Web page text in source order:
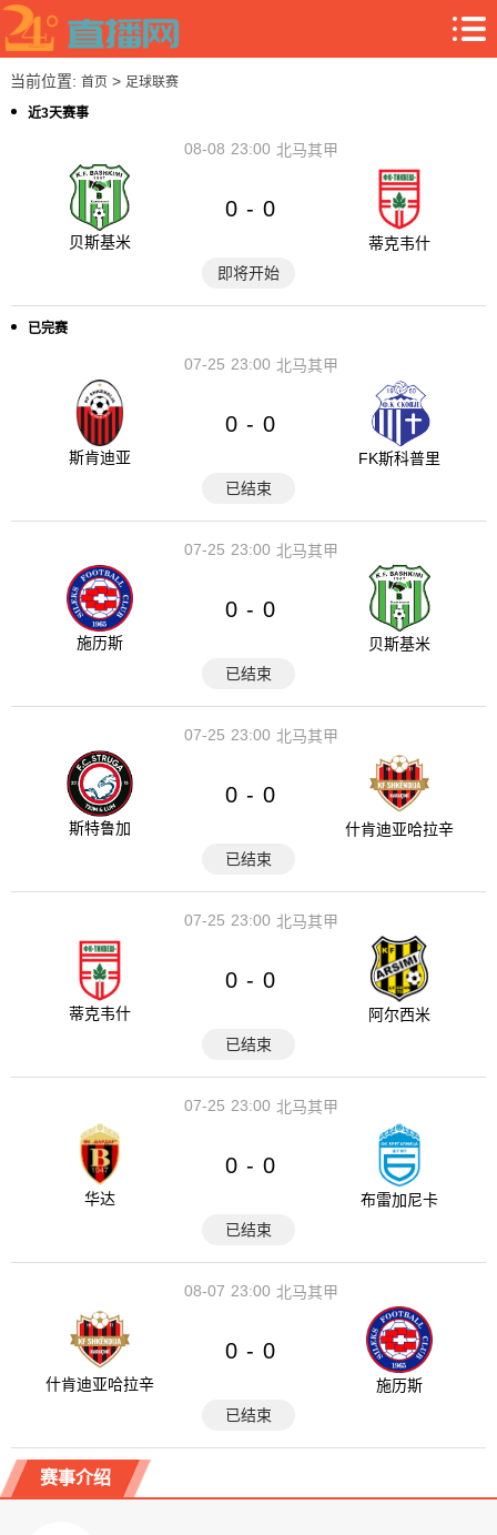
当前位置: 首页> 足球联赛
近3天赛事
23:00
08-08 北马其甲
贝斯基米
0 - 0
蒂克韦什
即将开始
已完赛
23:00
07-25 北马其甲
斯肯迪亚
0 - 0
FK斯科普里
已结束
23:00
07-25 北马其甲
施历斯
0 - 0
贝斯基米
已结束
23:00
07-25 北马其甲
斯特鲁加
0 - 0
什肯迪亚哈拉辛
已结束
23:00
07-25 北马其甲
蒂克韦什
0 - 0
阿尔西米
已结束
23:00
07-25 北马其甲
华达
0 - 0
布雷加尼卡
已结束
23:00
08-07 北马其甲
什肯迪亚哈拉辛
0 - 0
施历斯
已结束
赛事介绍